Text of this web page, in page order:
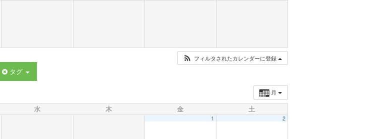
フィルタされたカレンダーに登録
タグ
月
水 木 金 土
1 2